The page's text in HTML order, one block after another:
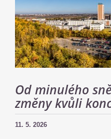
Od minulého
změny kvůli
11. 5. 2026